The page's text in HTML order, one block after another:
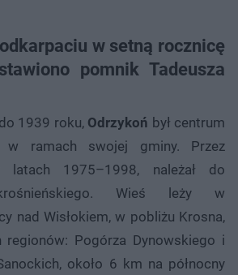
w setną rocznicę
pomnik Tadeusza
1939 roku, Odrzykoń był centrum
w ramach swojej gminy. Przez
1975–1998, należał do
Wieś leży w
nad Wisłokiem, w pobliżu Krosna,
regionów: Pogórza Dynowskiego i
około 6 km na północny